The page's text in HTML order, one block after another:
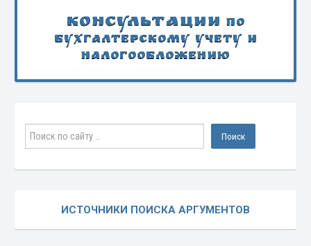
Консультации по
бухгалтерскому учету и
налогообложению
ИСТОЧНИКИ ПОИСКА АРГУМЕНТОВ